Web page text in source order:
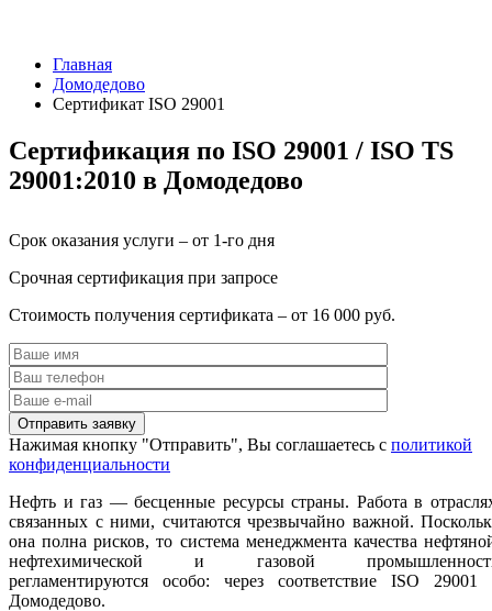
Главная
Домодедово
Сертификат ISO 29001
Сертификация по ISO 29001 / ISO TS
29001:2010 в Домодедово
Срок оказания услуги – от 1-го дня
Срочная сертификация при запросе
Стоимость получения сертификата – от 16 000 руб.
Нажимая кнопку "Отправить", Вы соглашаетесь с политикой
конфиденциальности
Нефть и газ — бесценные ресурсы страны. Работа в
связанных с ними, считаются чрезвычайно важной.
она полна рисков, то система менеджмента качества
нефтехимической и газовой
регламентируются особо: через соответствие ISO 29001
Домодедово.